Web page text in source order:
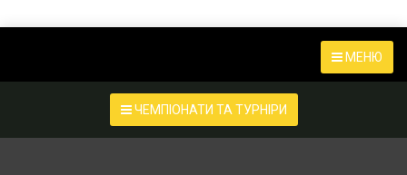
МЕНЮ
ЧЕМПІОНАТИ ТА ТУРНІРИ